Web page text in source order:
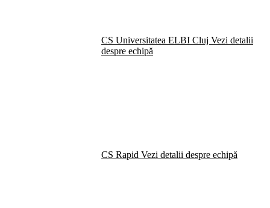
CS Universitatea ELBI Cluj Vezi detalii
despre echipă
CS Rapid Vezi detalii despre echipă